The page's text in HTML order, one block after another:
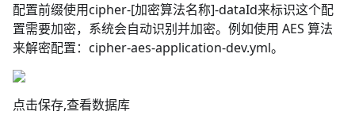
配置前缀使用cipher-[加密算法名称]-dataId来标识这个配
置需要加密，系统会自动识别并加密。例如使用 AES 算法
来解密配置：cipher-aes-application-dev.yml。
点击保存,查看数据库